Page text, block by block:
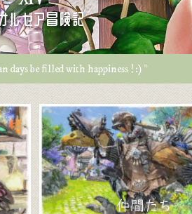
ルゼア冒険記
days be filled with happiness ! :) *
仲間たち